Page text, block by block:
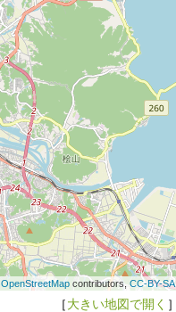
OpenStreetMapcontributors, CC-BY-SA
［大きい地図で開く ］